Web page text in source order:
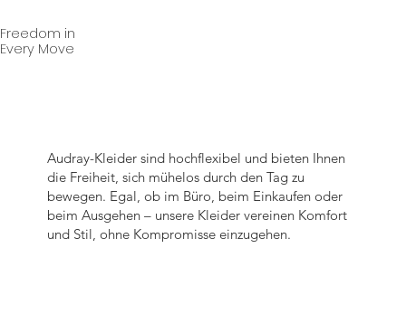
Freedom in
Every Move
Audray-Kleider sind hochflexibel und bieten Ihnen
die Freiheit, sich mühelos durch den Tag zu
bewegen. Egal, ob im Büro, beim Einkaufen oder
beim Ausgehen – unsere Kleider vereinen Komfort
und Stil, ohne Kompromisse einzugehen.